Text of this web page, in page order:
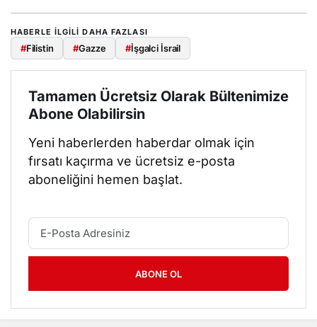
HABERLE ILGILI DAHA FAZLASI
#Filistin #Gazze #İşgalci İsrail
Tamamen Ücretsiz Olarak Bültenimize
Abone Olabilirsin
Yeni haberlerden haberdar olmak için
fırsatı kaçırma ve ücretsiz e-posta
aboneliğini hemen başlat.
ABONE OL